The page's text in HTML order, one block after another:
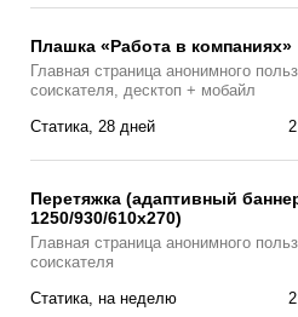
Плашка «Работа в компаниях»
Главная страницa анонимного
соискателя, десктоп + мобайл
Статика, 28 дней
Перетяжка (адаптивный
1250/930/610х270)
Главная страницa анонимного
соискателя
Статика, на неделю